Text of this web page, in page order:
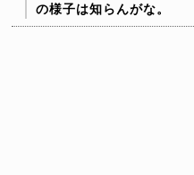
の様子は知らんがな。